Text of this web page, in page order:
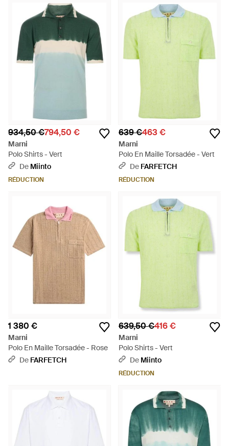
934,50 €794,50 €
Marni
Polo Shirts - Vert
De Miinto
RÉDUCTION
639 €463 €
Marni
Polo En Maille Torsadée - Vert
De FARFETCH
RÉDUCTION
1 380 €
Marni
Polo En Maille Torsadée - Rose
De FARFETCH
639,50 €416 €
Marni
Polo Shirts - Vert
De Miinto
RÉDUCTION